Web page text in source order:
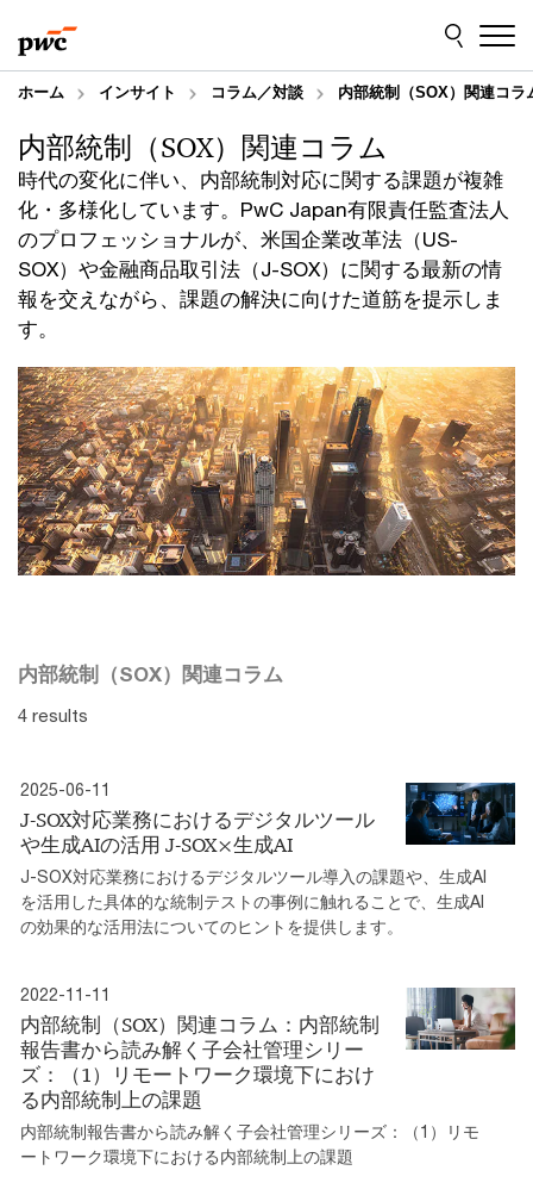
to
content
to
footer
ホーム インサイト コラム／対談 内部統制（SOX）関連コラ
時代の変化に伴い、内部統制対応に関する課題が複雑
化・多様化しています。PwC Japan有限責任監査法人
のプロフェッショナルが、米国企業改革法（US-
SOX）や金融商品取引法（J-SOX）に関する最新の情
報を交えながら、課題の解決に向けた道筋を提示しま
す。
内部統制（SOX）関連コラム
内部統制（SOX）関連コラム
4 results
2025-06-11
J-SOX対応業務におけるデジタルツール
や生成AIの活用 J-SOX×生成AI
J-SOX対応業務におけるデジタルツール導入の課題や、生成AI
を活用した具体的な統制テストの事例に触れることで、生成AI
の効果的な活用法についてのヒントを提供します。
2022-11-11
内部統制（SOX）関連コラム：内部統制
報告書から読み解く子会社管理シリー
ズ：（1）リモートワーク環境下におけ
る内部統制上の課題
内部統制報告書から読み解く子会社管理シリーズ：（1）リモ
ートワーク環境下における内部統制上の課題